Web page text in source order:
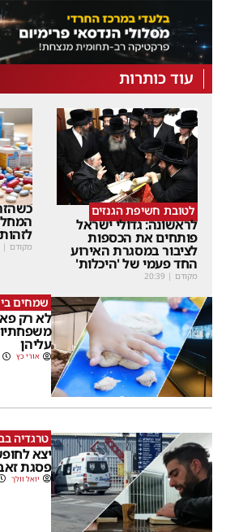
עוד כותרות
לטובת חשיפת הגנזים
לראשונה: גדולי ישראל
פותחים את הכספות
לציבור במסגרת האירוע
החד פעמי של 'היכלות'
מקודם |
20:39
מקודם |
שמחים
עליהן
אורי כץ
טרגדיה
יצא
פסגת
יואל וולך